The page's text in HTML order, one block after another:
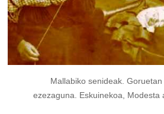
Mallabiko senideak.
ezezaguna. Eskuinekoa, Modesta